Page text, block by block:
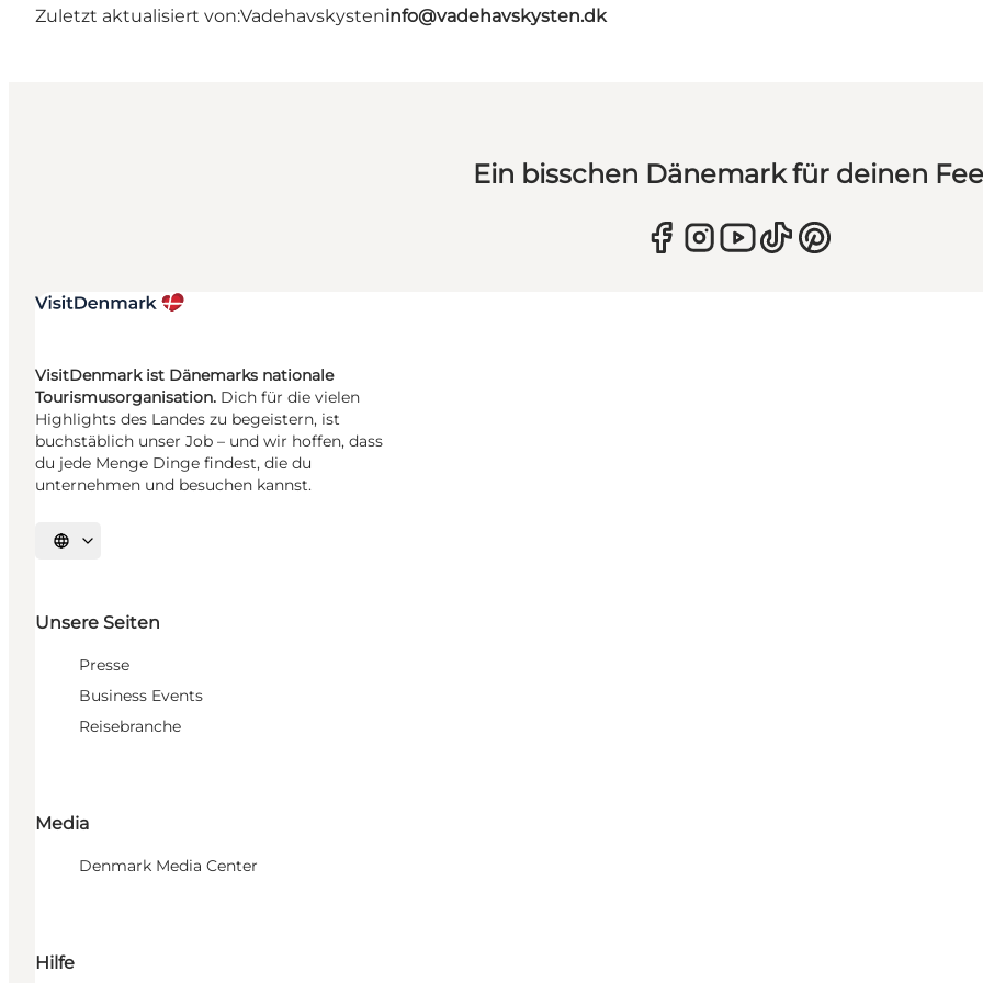
Zuletzt aktualisiert von:Vadehavskysteninfo@vadehavskysten.dk
Ein bisschen Dänemark für deinen
VisitDenmark ist Dänemarks nationale
Tourismusorganisation. Dich für die vielen
Highlights des Landes zu begeistern, ist
buchstäblich unser Job – und wir hoffen, dass
du jede Menge Dinge findest, die du
unternehmen und besuchen kannst.
Sprache auswählen
Unsere Seiten
Presse
Business Events
Reisebranche
Media
Denmark Media Center
Hilfe